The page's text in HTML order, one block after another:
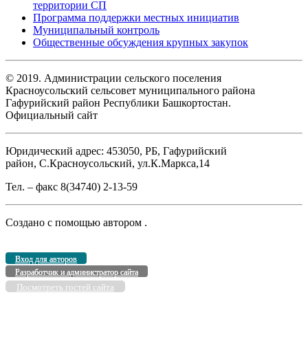
территории СП
Программа поддержки местных инициатив
Муниципальный контроль
Общественные обсуждения крупных закупок
© 2019. Администрации сельского поселения
Красноусольский сельсовет муниципального района
Гафурийский район Республики Башкортостан.
Официальный сайт
Юридический адрес: 453050, РБ, Гафурийский
район, С.Красноусольский, ул.К.Маркса,14
Тел. – факс 8(34740) 2-13-59
Создано с помощью автором .
Вход для авторов
Разработчик и администратор сайта
Посмотреть гостей сайта